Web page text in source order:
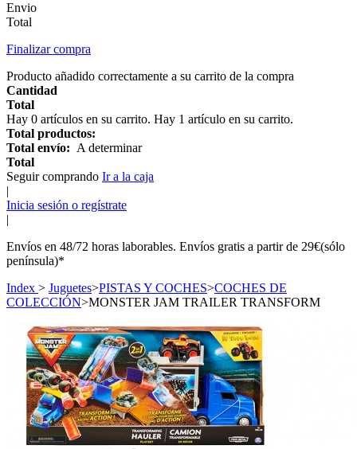
Envio
Total
Finalizar compra
Producto añadido correctamente a su carrito de la compra
Cantidad
Total
Hay 0 artículos en su carrito. Hay 1 artículo en su carrito.
Total productos:
Total envío: A determinar
Total
Seguir comprando Ir a la caja
|
Inicia sesión o regístrate
|
Envíos en 48/72 horas laborables. Envíos gratis a partir de 29€(sólo
península)*
Index > Juguetes>PISTAS Y COCHES>COCHES DE
COLECCIÓN>MONSTER JAM TRAILER TRANSFORM